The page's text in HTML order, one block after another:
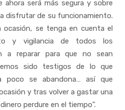
ahora será más segura y sobre
disfrutar de su funcionamiento.
ocasión, se tenga en cuenta el
y vigilancia de todos los
a reparar para que no sean
sido testigos de lo que
poco se abandona… así que
y tras volver a gastar una
perdure en el tiempo”.